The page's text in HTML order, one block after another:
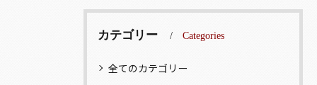
カテゴリー Categories
全てのカテゴリー